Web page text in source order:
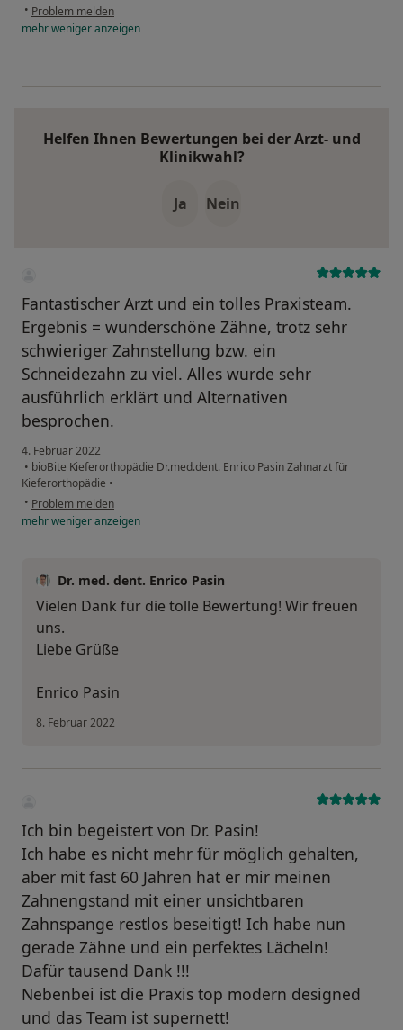
• Problem melden
mehrwenigeranzeigen
Helfen Ihnen Bewertungen bei der Arzt- und
Klinikwahl?
Ja Nein
Fantastischer Arzt und ein tolles Praxisteam.
Ergebnis = wunderschöne Zähne, trotz sehr
schwieriger Zahnstellung bzw. ein
Schneidezahn zu viel. Alles wurde sehr
ausführlich erklärt und Alternativen
besprochen.
4. Februar 2022
• bioBite Kieferorthopädie Dr.med.dent. Enrico Pasin Zahnarzt für
Kieferorthopädie •
• Problem melden
mehrwenigeranzeigen
Dr. med. dent. Enrico Pasin
Vielen Dank für die tolle Bewertung! Wir freuen
uns.
Liebe Grüße
Enrico Pasin
8. Februar 2022
Ich bin begeistert von Dr. Pasin!
Ich habe es nicht mehr für möglich gehalten,
aber mit fast 60 Jahren hat er mir meinen
Zahnengstand mit einer unsichtbaren
Zahnspange restlos beseitigt! Ich habe nun
gerade Zähne und ein perfektes Lächeln!
Dafür tausend Dank !!!
Nebenbei ist die Praxis top modern designed
und das Team ist supernett!